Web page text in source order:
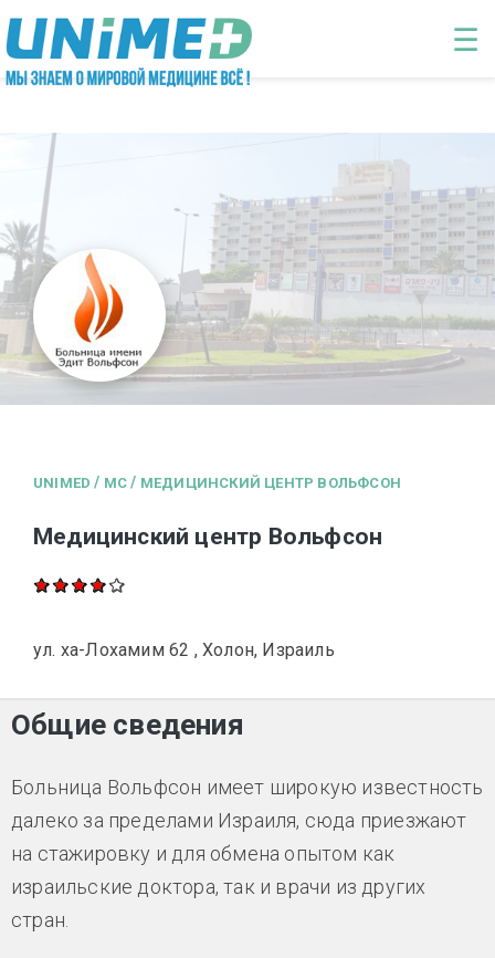
Перейти к основному содержанию
☰
UNIMED / MC / МЕДИЦИНСКИЙ ЦЕНТР ВОЛЬФСОН
Медицинский центр Вольфсон
ул. ха-Лохамим 62 , Холон, Израиль
Общие сведения
Больница Вольфсон имеет широкую известность
далеко за пределами Израиля, сюда приезжают
на стажировку и для обмена опытом как
израильские доктора, так и врачи из других
стран.